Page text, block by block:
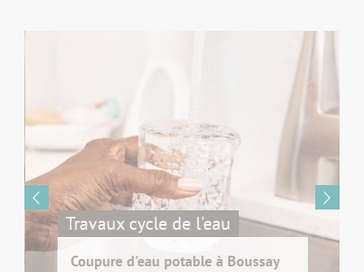
Travaux cycle de l'eau
Coupure d'eau potable à Boussay